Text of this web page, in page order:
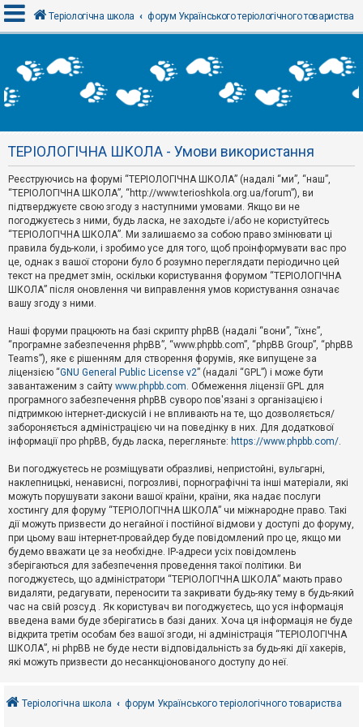
х
і
Р
є
с
т
р
а
ц
я
Т
м
и
б
е
з
в
і
д
п
о
в
д
й
А
к
т
и
в
н
т
е
м
и
о
Теріологічна школа форум Українського теріологічного товариства
ТЕРІОЛОГІЧНА ШКОЛА - Умови використання
Реєструючись на форумі “ТЕРІОЛОГІЧНА ШКОЛА” (надалі “ми”, “наш”,
“ТЕРІОЛОГІЧНА ШКОЛА”, “http://www.terioshkola.org.ua/forum”), ви
підтверджуєте свою згоду з наступними умовами. Якщо ви не
погоджуєтесь з ними, будь ласка, не заходьте і/або не користуйтесь
“ТЕРІОЛОГІЧНА ШКОЛА”. Ми залишаємо за собою право змінювати ці
правила будь-коли, і зробимо усе для того, щоб проінформувати вас про
це, однак з вашої сторони було б розумно переглядати періодично цей
текст на предмет змін, оскільки користування форумом “ТЕРІОЛОГІЧНА
ШКОЛА” після оновлення чи виправлення умов користування означає
вашу згоду з ними.
Наші форуми працюють на базі скрипту phpBB (надалі “вони”, “їхнє”,
“програмне забезпечення phpBB”, “www.phpbb.com”, “phpBB Group”, “phpBB
Teams”), яке є рішенням для створення форумів, яке випущене за
ліцензією “GNU General Public License v2” (надалі “GPL”) і може бути
завантаженим з сайту www.phpbb.com. Обмеження ліцензії GPL для
програмного забезпечення phpBB суворо пов'язані з організацією і
підтримкою інтернет-дискусій і не впливають на те, що дозволяється/
забороняється адміністрацією чи на поведінку в них. Для додаткової
інформації про phpBB, будь ласка, перегляньте: https://www.phpbb.com/.
Ви погоджуєтесь не розміщувати образливі, непристойні, вульгарні,
наклепницькі, ненависні, погрозливі, порнографічні та інші матеріали, які
можуть порушувати закони вашої країни, країни, яка надає послуги
хостингу для форуму “ТЕРІОЛОГІЧНА ШКОЛА” чи міжнародне право. Такі
дії можуть призвести до негайної і постійної відмови у доступі до форуму,
при цьому ваш інтернет-провайдер буде повідомлений про це, якщо ми
будемо вважати це за необхідне. IP-адреси усіх повідомлень
зберігаються для забезпечення проведення такої політики. Ви
погоджуєтесь, що адміністратори “ТЕРІОЛОГІЧНА ШКОЛА” мають право
видаляти, редагувати, переносити та закривати будь-яку тему в будь-який
час на свій розсуд . Як користувач ви погоджуєтесь, що уся інформація
введена вами буде зберігатись в базі даних. Хоча ця інформація не буде
відкрита третім особам без вашої згоди, ні адміністрація “ТЕРІОЛОГІЧНА
ШКОЛА”, ні phpBB не буде нести відповідальність за будь-які дії хакерів,
які можуть призвести до несанкціонованого доступу до неї.
Теріологічна школа форум Українського теріологічного товариства